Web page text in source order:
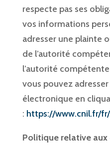
respecte pas ses
vos informations
adresser une plainte
de l’autorité
l’autorité
vous pouvez
électronique en
: https://www.cnil.fr/
Politique relative aux